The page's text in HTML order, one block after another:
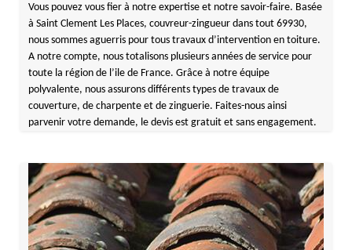
Vous pouvez vous fier à notre expertise et notre savoir-faire. Basée
à Saint Clement Les Places, couvreur-zingueur dans tout 69930,
nous sommes aguerris pour tous travaux d’intervention en toiture.
A notre compte, nous totalisons plusieurs années de service pour
toute la région de l’ile de France. Grâce à notre équipe
polyvalente, nous assurons différents types de travaux de
couverture, de charpente et de zinguerie. Faites-nous ainsi
parvenir votre demande, le devis est gratuit et sans engagement.